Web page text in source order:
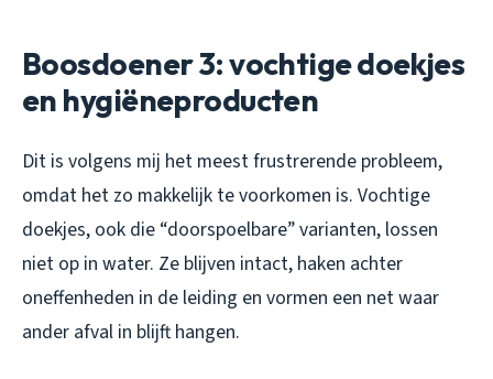
Boosdoener 3: vochtige doekjes
en hygiëneproducten
Dit is volgens mij het meest frustrerende probleem,
omdat het zo makkelijk te voorkomen is. Vochtige
doekjes, ook die “doorspoelbare” varianten, lossen
niet op in water. Ze blijven intact, haken achter
oneffenheden in de leiding en vormen een net waar
ander afval in blijft hangen.